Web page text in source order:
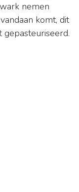
nemen
komt, dit